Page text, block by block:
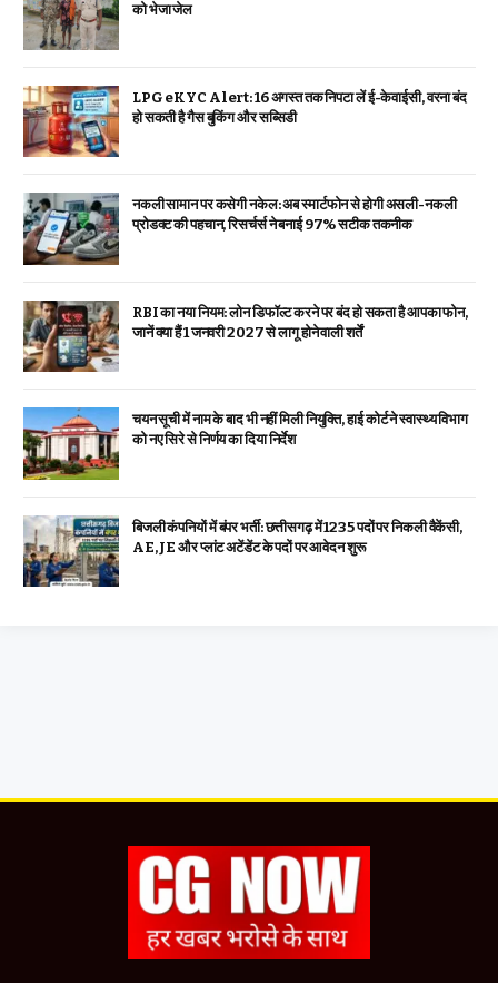
को भेजा जेल
LPG eKYC Alert: 16 अगस्त तक निपटा लें ई-केवाईसी, वरना बंद
हो सकती है गैस बुकिंग और सब्सिडी
नकली सामान पर कसेगी नकेल: अब स्मार्टफोन से होगी असली-नकली
प्रोडक्ट की पहचान, रिसर्चर्स ने बनाई 97% सटीक तकनीक
RBI का नया नियम: लोन डिफॉल्ट करने पर बंद हो सकता है आपका फोन,
जानें क्या हैं 1 जनवरी 2027 से लागू होने वाली शर्तें
चयन सूची में नाम के बाद भी नहीं मिली नियुक्ति, हाई कोर्ट ने स्वास्थ्य विभाग
को नए सिरे से निर्णय का दिया निर्देश
बिजली कंपनियों में बंपर भर्ती: छत्तीसगढ़ में 1235 पदों पर निकली वैकेंसी,
AE, JE और प्लांट अटेंडेंट के पदों पर आवेदन शुरू